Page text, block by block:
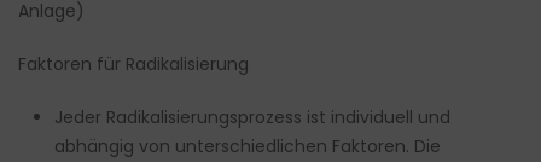
Anlage)
Faktoren für Radikalisierung
Jeder Radikalisierungsprozess ist individuell und
abhängig von unterschiedlichen Faktoren. Die